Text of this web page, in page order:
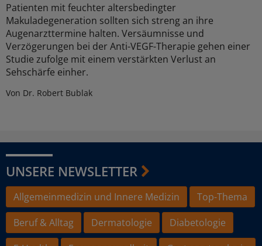
Patienten mit feuchter altersbedingter
Makuladegeneration sollten sich streng an ihre
Augenarzttermine halten. Versäumnisse und
Verzögerungen bei der Anti-VEGF-Therapie gehen einer
Studie zufolge mit einem verstärkten Verlust an
Sehschärfe einher.
Von Dr. Robert Bublak
UNSERE NEWSLETTER
Allgemeinmedizin und Innere Medizin
Top-Thema
Beruf & Alltag
Dermatologie
Diabetologie